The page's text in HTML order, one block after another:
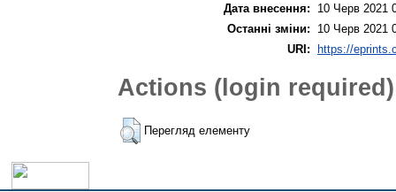
Дата внесення:
10 Черв 2021
Останні зміни:
10 Черв 2021
URI: https://
Actions (login required)
Перегляд елементу